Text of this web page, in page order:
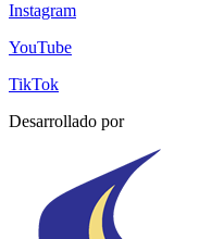
Instagram
YouTube
TikTok
Desarrollado por